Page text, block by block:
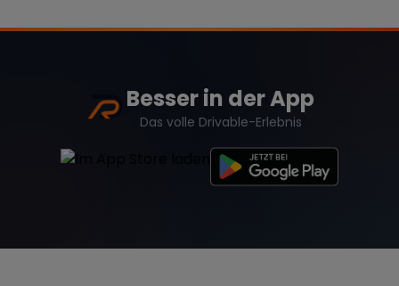
Besser in der App
Das volle Drivable-Erlebnis